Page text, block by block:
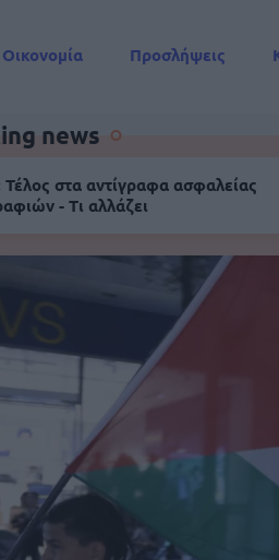
Οικονομία Προσλήψεις
news
στα αντίγραφα ασφαλείας
- Τι αλλάζει